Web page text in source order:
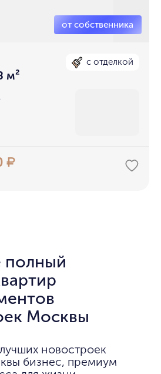
м²
с отделкой
₽
полный
Москвы
новостроек
бизнес, премиум